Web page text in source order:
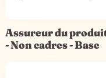
Assureur du
- Non cadres - Base